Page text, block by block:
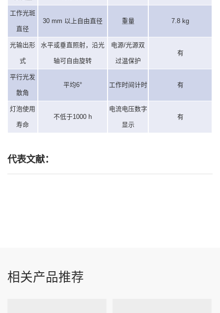
工作光斑
直径
30 mm 以上自由直径 重量 7.8 kg
光输出形
式
水平或垂直照射，沿光
轴可自由旋转
电源/光源双
过温保护
有
平行光发
散角
平均6° 工作时间计时 有
灯泡使用
寿命
不低于1000 h
电流电压数字
显示
有
代表文献：
相关产品推荐